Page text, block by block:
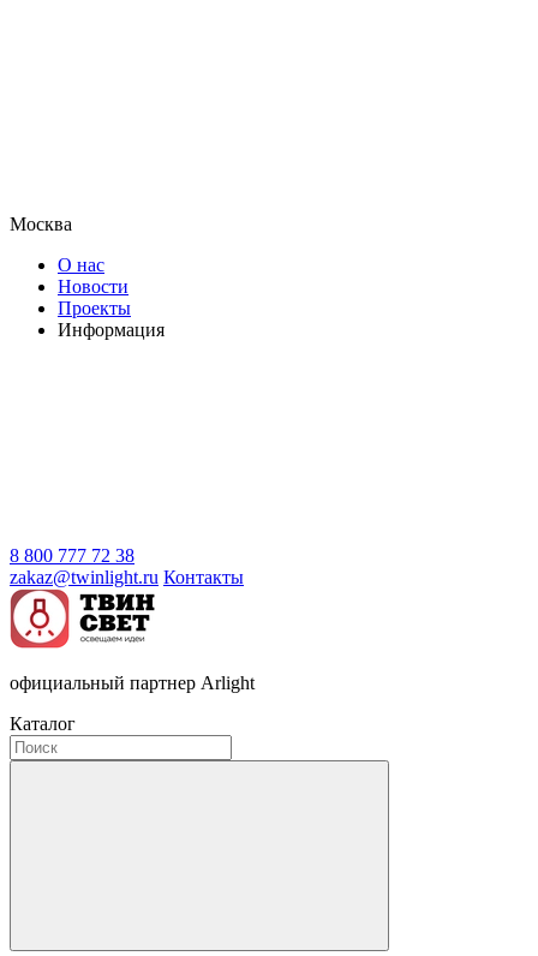
Москва
О нас
Новости
Проекты
Информация
8 800 777 72 38
zakaz@twinlight.ru Контакты
официальный партнер Arlight
Каталог